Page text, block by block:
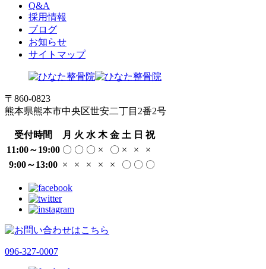
Q&A
採用情報
ブログ
お知らせ
サイトマップ
〒860-0823
熊本県熊本市中央区世安二丁目2番2号
受付時間 月 火 水 木 金 土 日 祝
11:00～19:00 〇 〇 〇 × 〇 × ×
×
9:00～13:00 × × × × × 〇 〇 〇
096-327-0007